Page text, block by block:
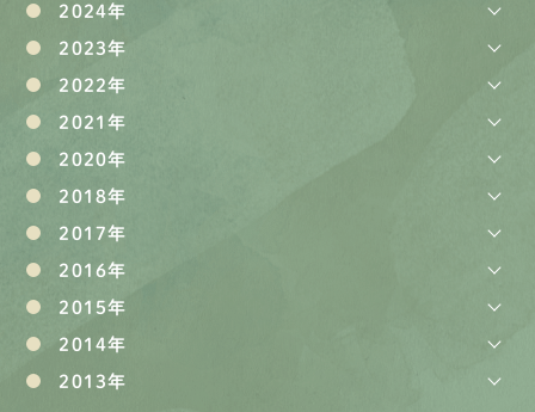
2024年
2023年
2022年
2021年
2020年
2018年
2017年
2016年
2015年
2014年
2013年